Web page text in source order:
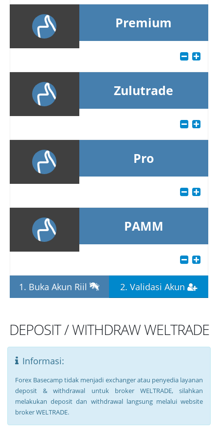
Premium
Zulutrade
Pro
PAMM
1. Buka Akun Riil 2. Validasi Akun
DEPOSIT / WITHDRAW WELTRADE
Informasi:
Forex Basecamp tidak menjadi exchanger atau penyedia layanan
deposit & withdrawal untuk broker WELTRADE, silahkan
melakukan deposit dan withdrawal langsung melalui website
broker WELTRADE.